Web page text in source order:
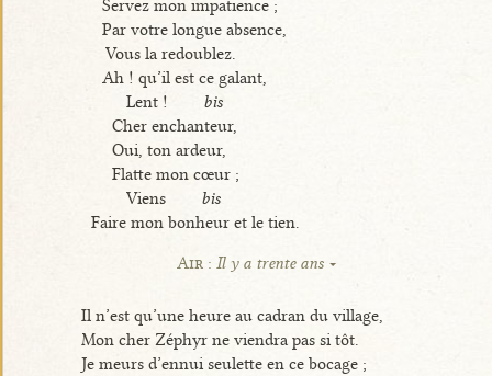
Servez mon impatience ;
Par votre longue absence,
Vous la redoublez.
Ah ! qu’il est ce galant,
Lent !
bis
Cher enchanteur,
Oui, ton ardeur,
Flatte mon cœur ;
Viens
bis
Faire mon bonheur et le tien.
Air :Il y a trente ans
Il n’est qu’une heure au cadran du village,
Mon cher Zéphyr ne viendra pas si tôt.
Je meurs d’ennui seulette en ce bocage ;